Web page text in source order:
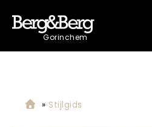
Gorinchem
» Stijlgids